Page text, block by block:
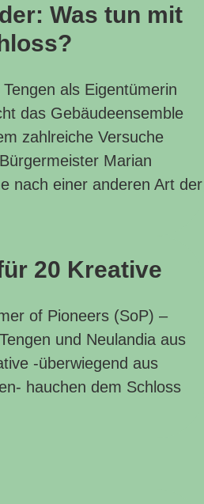
Was tun mit
als Eigentümerin
das Gebäudeensemble
zahlreiche Versuche
Marian
nach einer anderen Art der
20 Kreative
of Pioneers (SoP) –
und Neulandia aus
-überwiegend aus
hauchen dem Schloss